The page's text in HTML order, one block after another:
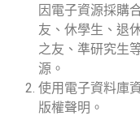
因電子資源採購
友、休學生、退
之友、準研究生
源。
使用電子資料庫
版權聲明。